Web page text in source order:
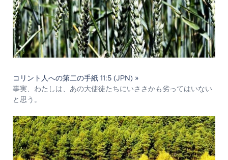
コリント人への第二の手紙 11:5 (JPN) »
事実、わたしは、あの大使徒たちにいささかも劣ってはいない
と思う。